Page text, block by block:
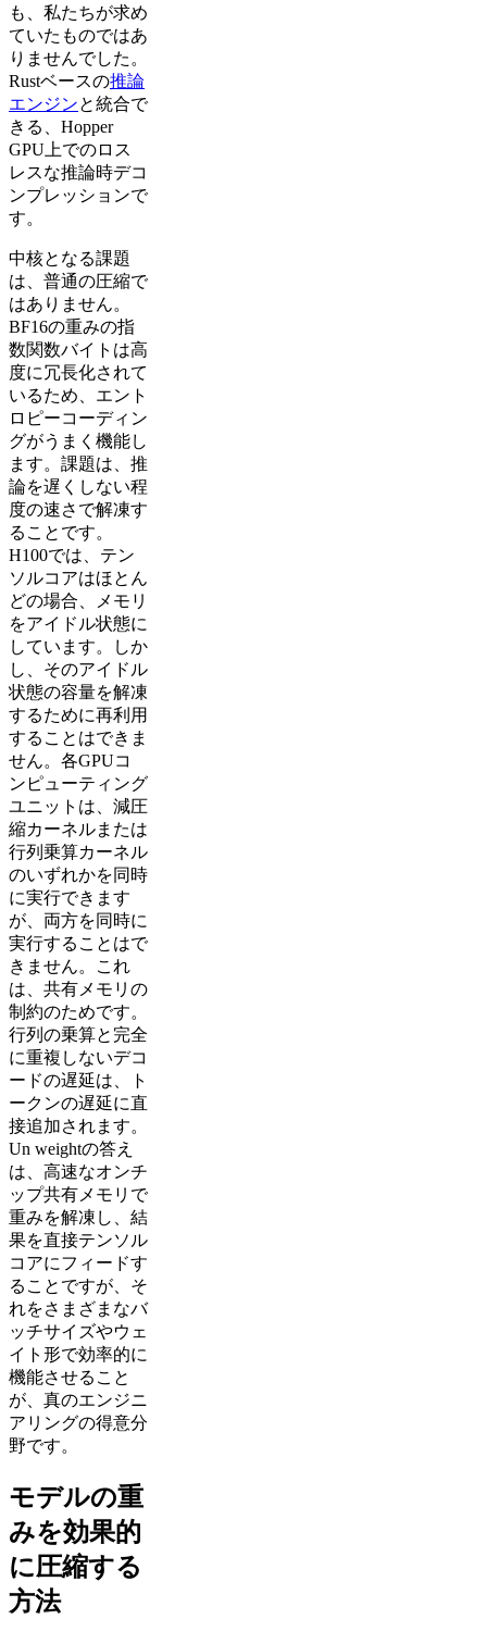
も、私たちが求め
ていたものではあ
りませんでした。
Rustベースの推論
エンジンと統合で
きる、Hopper
GPU上でのロス
レスな推論時デコ
ンプレッションで
す。
中核となる課題
は、普通の圧縮で
はありません。
BF16の重みの指
数関数バイトは高
度に冗長化されて
いるため、エント
ロピーコーディン
グがうまく機能し
ます。課題は、推
論を遅くしない程
度の速さで解凍す
ることです。
H100では、テン
ソルコアはほとん
どの場合、メモリ
をアイドル状態に
しています。しか
し、そのアイドル
状態の容量を解凍
するために再利用
することはできま
せん。各GPUコ
ンピューティング
ユニットは、減圧
縮カーネルまたは
行列乗算カーネル
のいずれかを同時
に実行できます
が、両方を同時に
実行することはで
きません。これ
は、共有メモリの
制約のためです。
行列の乗算と完全
に重複しないデコ
ードの遅延は、ト
ークンの遅延に直
接追加されます。
Un weightの答え
は、高速なオンチ
ップ共有メモリで
重みを解凍し、結
果を直接テンソル
コアにフィードす
ることですが、そ
れをさまざまなバ
ッチサイズやウェ
イト形で効率的に
機能させること
が、真のエンジニ
アリングの得意分
野です。
モデルの重
みを効果的
に圧縮する
方法